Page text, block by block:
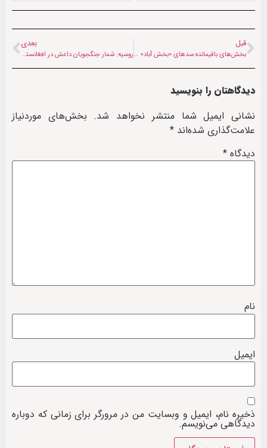
قبل
بخش‌های باقیمانده سدهای «بخش آباد» و «کمال خان» ساخته می‌شود
بعدی
روسیه: شمار جنگجویان داعش در افغانستان ۱۵ درصد افزایش یافته است
دیدگاهتان را بنویسید
نشانی ایمیل شما منتشر نخواهد شد. بخش‌های موردنیاز
علامت‌گذاری شده‌اند *
دیدگاه *
نام
ایمیل
ذخیره نام، ایمیل و وبسایت من در مرورگر برای زمانی که دوباره
دیدگاهی می‌نویسم.